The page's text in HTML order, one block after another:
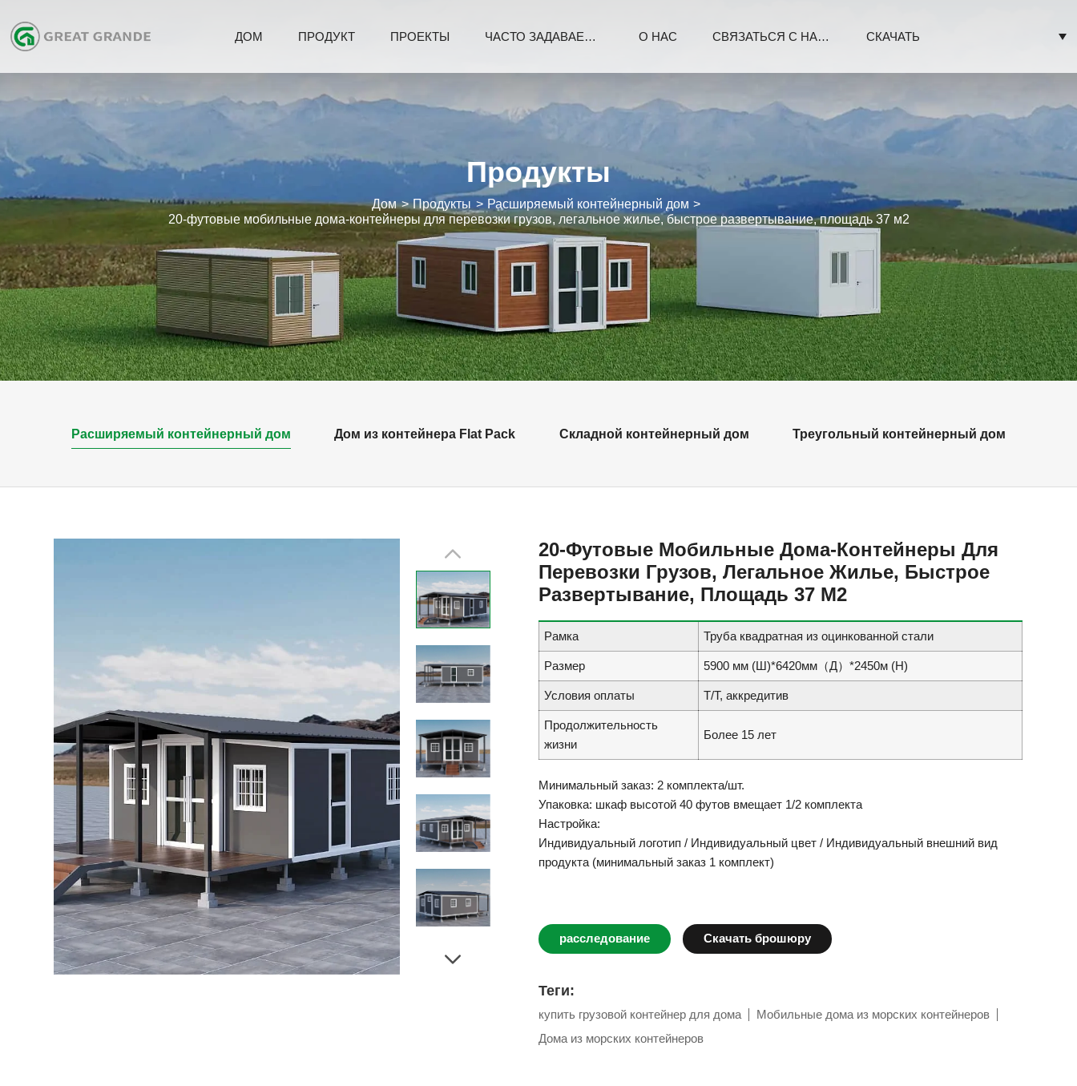
ДОМ ПРОДУКТ ПРОЕКТЫ ЧАСТО ЗАДАВАЕМЫЕ ВОПРОСЫ О НАС СВЯЗАТЬСЯ С НАМИ СКАЧАТЬ
Продукты
Дом Продукты
Расширяемый контейнерный дом
20-футовые мобильные дома-контейнеры для перевозки грузов, легальное жилье, быстрое развертывание, площадь 37 м2
Расширяемый контейнерный дом Дом из контейнера Flat Pack Складной контейнерный дом Треугольный контейнерный дом
20-Футовые Мобильные Дома-Контейнеры Для
Перевозки Грузов, Легальное Жилье, Быстрое
Развертывание, Площадь 37 М2
Рамка Труба квадратная из оцинкованной стали
Размер 5900 мм (Ш)*6420мм（Д）*2450м (Н)
Условия оплаты Т/Т, аккредитив
Продолжительность
жизни
Более 15 лет
Минимальный заказ: 2 комплекта/шт.
Упаковка: шкаф высотой 40 футов вмещает 1/2 комплекта
Настройка:
Индивидуальный логотип / Индивидуальный цвет / Индивидуальный внешний вид
продукта (минимальный заказ 1 комплект)
расследование Скачать брошюру
Теги:
купить грузовой контейнер для дома
Мобильные дома из морских контейнеров
Дома из морских контейнеров